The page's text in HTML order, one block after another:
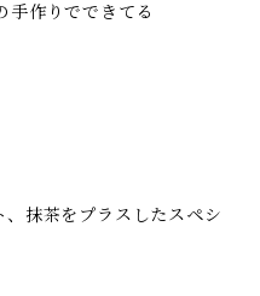
手作りでできてる
抹茶をプラスしたスペシ